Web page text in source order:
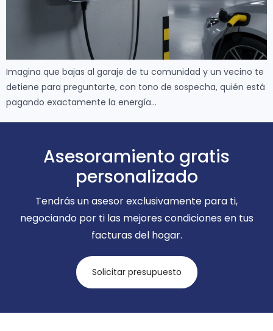
Imagina que bajas al garaje de tu comunidad y un vecino te
detiene para preguntarte, con tono de sospecha, quién está
pagando exactamente la energía…
Asesoramiento gratis
personalizado
Tendrás un asesor exclusivamente para ti,
negociando por ti las mejores condiciones en tus
facturas del hogar.
Solicitar presupuesto